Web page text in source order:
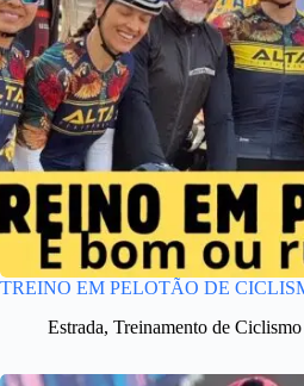
TREINO EM PELOTÃO DE
Estrada, Treinamento de Ciclismo